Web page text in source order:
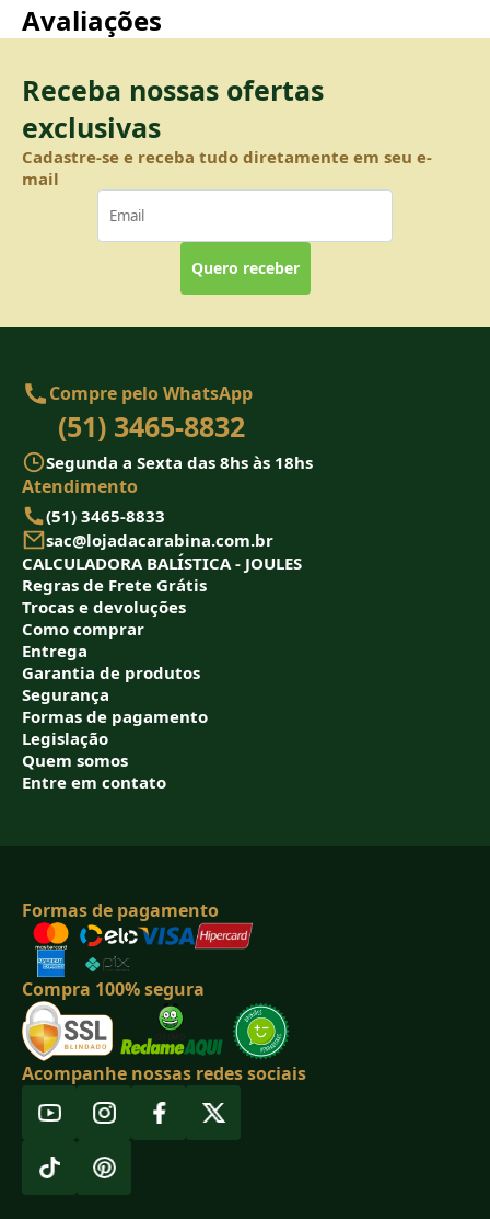
Avaliações
Receba nossas ofertas
exclusivas
Cadastre-se e receba tudo diretamente em seu e-
mail
Quero receber
Compre pelo WhatsApp
(51) 3465-8832
Segunda a Sexta das 8hs às 18hs
Atendimento
(51) 3465-8833
sac@lojadacarabina.com.br
CALCULADORA BALÍSTICA - JOULES
Regras de Frete Grátis
Trocas e devoluções
Como comprar
Entrega
Garantia de produtos
Segurança
Formas de pagamento
Legislação
Quem somos
Entre em contato
Formas de pagamento
Compra 100% segura
Acompanhe nossas redes sociais